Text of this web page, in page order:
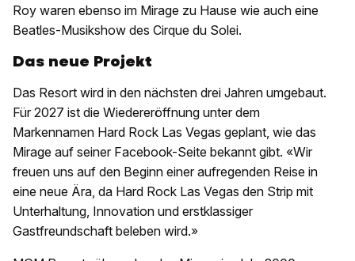
Roy waren ebenso im Mirage zu Hause wie auch eine
Beatles-Musikshow des Cirque du Solei.
Das neue Projekt
Das Resort wird in den nächsten drei Jahren umgebaut.
Für 2027 ist die Wiedereröffnung unter dem
Markennamen Hard Rock Las Vegas geplant, wie das
Mirage auf seiner Facebook-Seite bekannt gibt. «Wir
freuen uns auf den Beginn einer aufregenden Reise in
eine neue Ära, da Hard Rock Las Vegas den Strip mit
Unterhaltung, Innovation und erstklassiger
Gastfreundschaft beleben wird.»